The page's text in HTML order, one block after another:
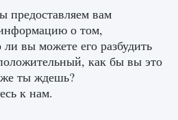
лиги Clash of Clans
2 599 0 1
предоставляем вам
о том,
ли вы можете его разбудить
как бы вы это
ты ждешь?
к нам.